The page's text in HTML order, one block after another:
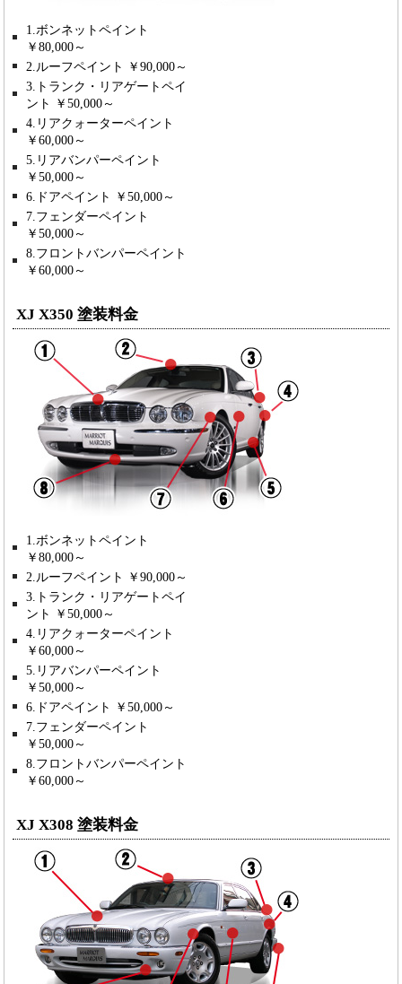
1.ボンネットペイント
￥80,000～
2.ルーフペイント ￥90,000～
3.トランク・リアゲートペイ
ント ￥50,000～
4.リアクォーターペイント
￥60,000～
5.リアバンパーペイント
￥50,000～
6.ドアペイント ￥50,000～
7.フェンダーペイント
￥50,000～
8.フロントバンパーペイント
￥60,000～
XJ X350 塗装料金
1.ボンネットペイント
￥80,000～
2.ルーフペイント ￥90,000～
3.トランク・リアゲートペイ
ント ￥50,000～
4.リアクォーターペイント
￥60,000～
5.リアバンパーペイント
￥50,000～
6.ドアペイント ￥50,000～
7.フェンダーペイント
￥50,000～
8.フロントバンパーペイント
￥60,000～
XJ X308 塗装料金